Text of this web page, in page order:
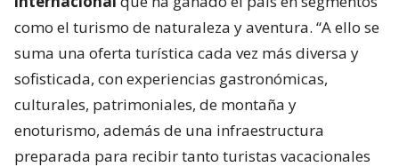
como el turismo de naturaleza y aventura. “A ello se
suma una oferta turística cada vez más diversa y
sofisticada, con experiencias gastronómicas,
culturales, patrimoniales, de montaña y
enoturismo, además de una infraestructura
preparada para recibir tanto turistas vacacionales